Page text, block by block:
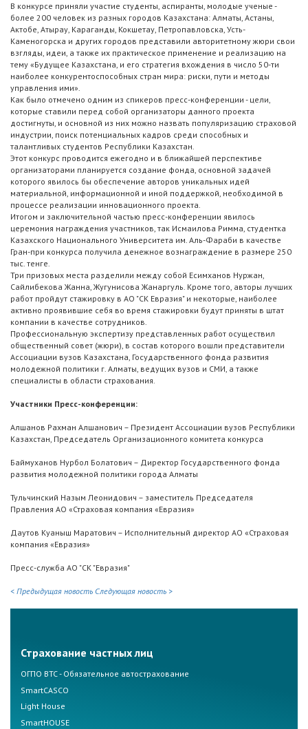
В конкурсе приняли участие студенты, аспиранты, молодые ученые -
более 200 человек из разных городов Казахстана: Алматы, Астаны,
Актобе, Атырау, Караганды, Кокшетау, Петропавловска, Усть-
Каменогорска и других городов представили авторитетному жюри свои
взгляды, идеи, а также их практическое применение и реализацию на
тему «Будущее Казахстана, и его стратегия вхождения в число 50-ти
наиболее конкурентоспособных стран мира: риски, пути и методы
управления ими».
Как было отмечено одним из спикеров пресс-конференции - цели,
которые ставили перед собой организаторы данного проекта
достигнуты, и основной из них можно назвать популяризацию страховой
индустрии, поиск потенциальных кадров среди способных и
талантливых студентов Республики Казахстан.
Этот конкурс проводится ежегодно и в ближайшей перспективе
организаторами планируется создание фонда, основной задачей
которого явилось бы обеспечение авторов уникальных идей
материальной, информационной и иной поддержкой, необходимой в
процессе реализации инновационного проекта.
Итогом и заключительной частью пресс-конференции явилось
церемония награждения участников, так Исмаилова Римма, студентка
Казахского Национального Университета им. Аль-Фараби в качестве
Гран-при конкурса получила денежное вознаграждение в размере 250
тыс. тенге.
Три призовых места разделили между собой Есимханов Нуржан,
Сайлибекова Жанна, Жугунисова Жанаргуль. Кроме того, авторы лучших
работ пройдут стажировку в АО "СК Евразия" и некоторые, наиболее
активно проявившие себя во время стажировки будут приняты в штат
компании в качестве сотрудников.
Профессиональную экспертизу представленных работ осуществил
общественный совет (жюри), в состав которого вошли представители
Ассоциации вузов Казахстана, Государственного фонда развития
молодежной политики г. Алматы, ведущих вузов и СМИ, а также
специалисты в области страхования.
Участники Пресс-конференции:
Алшанов Рахман Алшанович – Президент Ассоциации вузов Республики
Казахстан, Председатель Организационного комитета конкурса
Баймуханов Нурбол Болатович – Директор Государственного фонда
развития молодежной политики города Алматы
Тульчинский Назым Леонидович – заместитель Председателя
Правления АО «Страховая компания «Евразия»
Даутов Куаныш Маратович – Исполнительный директор АО «Страховая
компания «Евразия»
Пресс-служба АО "СК "Евразия"
< Предыдущая новость Следующая новость >
Страхование частных лиц
ОГПО ВТС - Обязательное автострахование
SmartCASCO
Light House
SmartHOUSE